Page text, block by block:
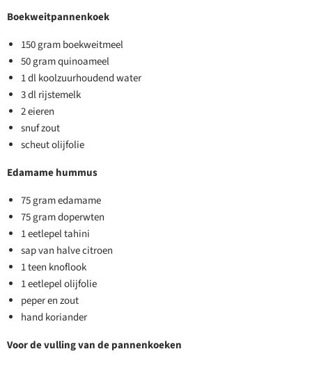
Boekweitpannenkoek
150 gram boekweitmeel
50 gram quinoameel
1 dl koolzuurhoudend water
3 dl rijstemelk
2 eieren
snuf zout
scheut olijfolie
Edamame hummus
75 gram edamame
75 gram doperwten
1 eetlepel tahini
sap van halve citroen
1 teen knoflook
1 eetlepel olijfolie
peper en zout
hand koriander
Voor de vulling van de pannenkoeken